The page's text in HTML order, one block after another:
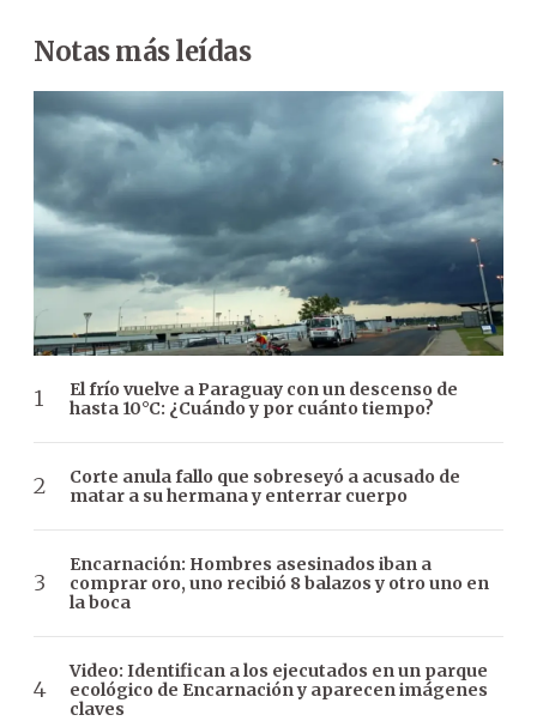
Notas más leídas
El frío vuelve a Paraguay con un descenso de
hasta 10°C: ¿Cuándo y por cuánto tiempo?
Corte anula fallo que sobreseyó a acusado de
matar a su hermana y enterrar cuerpo
Encarnación: Hombres asesinados iban a
comprar oro, uno recibió 8 balazos y otro uno en
la boca
Video: Identifican a los ejecutados en un parque
ecológico de Encarnación y aparecen imágenes
claves